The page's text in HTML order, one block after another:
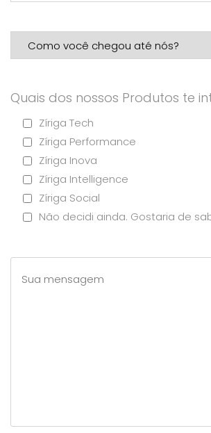
Quais dos nossos Produtos te
Zíriga Tech
Zíriga Performance
Zíriga Inova
Zíriga Intelligence
Zíriga Social
Não decidi ainda. Gostaria de